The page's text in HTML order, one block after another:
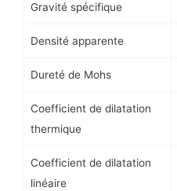
Gravité spécifique
Densité apparente
Dureté de Mohs
Coefficient de dilatation
thermique
Coefficient de dilatation
linéaire